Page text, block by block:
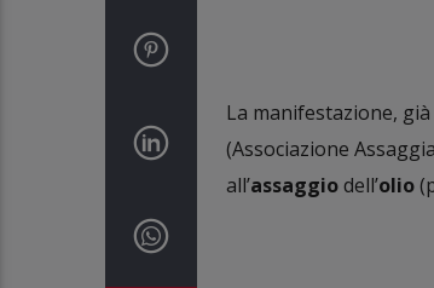
La manifestazione,
(Associazione
all’assaggiodell’olio